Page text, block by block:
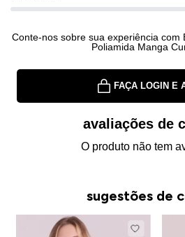
Conte-nos sobre sua experiência com
Poliamida Manga
FAÇA LOGIN E
avaliações de
O produto não tem
sugestões de